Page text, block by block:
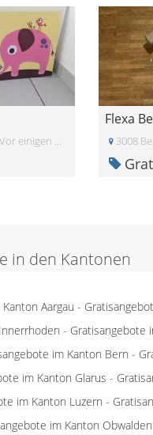
Vor einigen Tagen 3008
in den Kantonen
Aargau -
- Gratisangebote
im Kanton Bern -
im Kanton Glarus -
im Kanton Luzern -
im Kanton Obwalden